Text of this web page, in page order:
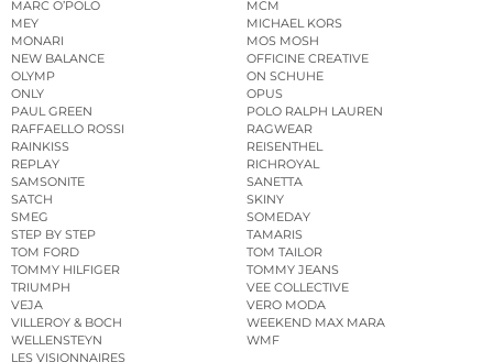
MARC O’POLO
MCM
MEY
MICHAEL KORS
MONARI
MOS MOSH
NEW BALANCE
OFFICINE CREATIVE
OLYMP
ON SCHUHE
ONLY
OPUS
PAUL GREEN
POLO RALPH LAUREN
RAFFAELLO ROSSI
RAGWEAR
RAINKISS
REISENTHEL
REPLAY
RICHROYAL
SAMSONITE
SANETTA
SATCH
SKINY
SMEG
SOMEDAY
STEP BY STEP
TAMARIS
TOM FORD
TOM TAILOR
TOMMY HILFIGER
TOMMY JEANS
TRIUMPH
VEE COLLECTIVE
VEJA
VERO MODA
VILLEROY & BOCH
WEEKEND MAX MARA
WELLENSTEYN